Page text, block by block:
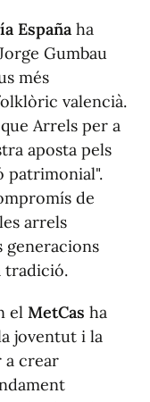
España ha
Gumbau
més
valencià.
Arrels per a
aposta pels
patrimonial".
de
arrels
generacions
tradició.
el MetCas ha
joventut i la
a crear